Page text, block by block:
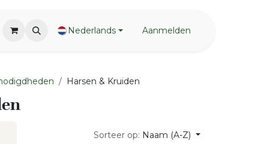
Nederlands Aanmelden
Harsen & Kruiden
Sorteer op: Naam (A-Z)